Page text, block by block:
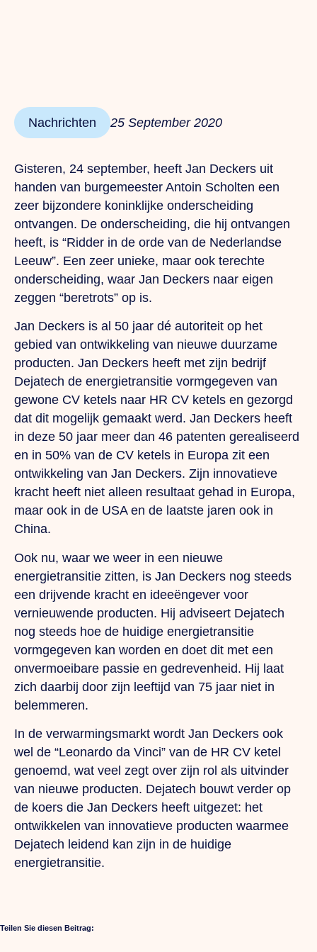
Nachrichten 25 September 2020
Gisteren, 24 september, heeft Jan Deckers uit
handen van burgemeester Antoin Scholten een
zeer bijzondere koninklijke onderscheiding
ontvangen. De onderscheiding, die hij ontvangen
heeft, is “Ridder in de orde van de Nederlandse
Leeuw”. Een zeer unieke, maar ook terechte
onderscheiding, waar Jan Deckers naar eigen
zeggen “beretrots” op is.
Jan Deckers is al 50 jaar dé autoriteit op het
gebied van ontwikkeling van nieuwe duurzame
producten. Jan Deckers heeft met zijn bedrijf
Dejatech de energietransitie vormgegeven van
gewone CV ketels naar HR CV ketels en gezorgd
dat dit mogelijk gemaakt werd. Jan Deckers heeft
in deze 50 jaar meer dan 46 patenten gerealiseerd
en in 50% van de CV ketels in Europa zit een
ontwikkeling van Jan Deckers. Zijn innovatieve
kracht heeft niet alleen resultaat gehad in Europa,
maar ook in de USA en de laatste jaren ook in
China.
Ook nu, waar we weer in een nieuwe
energietransitie zitten, is Jan Deckers nog steeds
een drijvende kracht en ideeëngever voor
vernieuwende producten. Hij adviseert Dejatech
nog steeds hoe de huidige energietransitie
vormgegeven kan worden en doet dit met een
onvermoeibare passie en gedrevenheid. Hij laat
zich daarbij door zijn leeftijd van 75 jaar niet in
belemmeren.
In de verwarmingsmarkt wordt Jan Deckers ook
wel de “Leonardo da Vinci” van de HR CV ketel
genoemd, wat veel zegt over zijn rol als uitvinder
van nieuwe producten. Dejatech bouwt verder op
de koers die Jan Deckers heeft uitgezet: het
ontwikkelen van innovatieve producten waarmee
Dejatech leidend kan zijn in de huidige
energietransitie.
Teilen Sie diesen Beitrag: